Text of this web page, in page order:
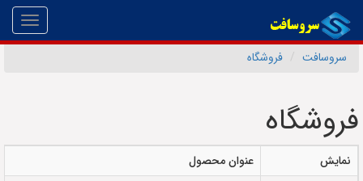
سروسافت
فروشگاه
فروشگاه
نمایش
عنوان محصول